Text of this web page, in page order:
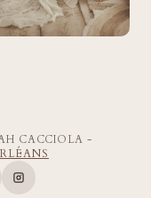
CACCIOLA -
TikTok de Deborah
Facebook de
Compte Instagram